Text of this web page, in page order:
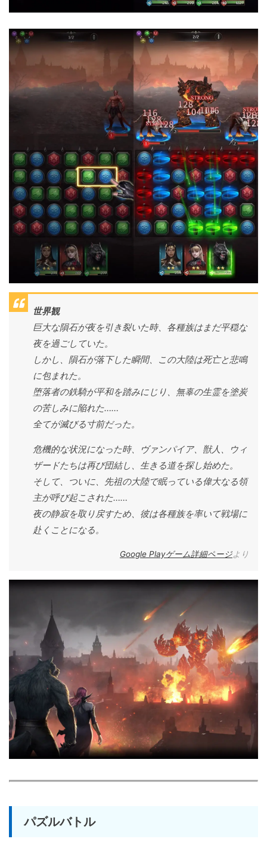
世界観
巨大な隕石が夜を引き裂いた時、各種族はまだ平穏な
夜を過ごしていた。
しかし、隕石が落下した瞬間、この大陸は死亡と悲鳴
に包まれた。
堕落者の鉄騎が平和を踏みにじり、無辜の生霊を塗炭
の苦しみに陥れた……
全てが滅びる寸前だった。
危機的な状況になった時、ヴァンパイア、獣人、ウィ
ザードたちは再び団結し、生きる道を探し始めた。
そして、ついに、先祖の大陸で眠っている偉大なる領
主が呼び起こされた……
夜の静寂を取り戻すため、彼は各種族を率いて戦場に
赴くことになる。
Google Playゲーム詳細ページより
パズルバトル